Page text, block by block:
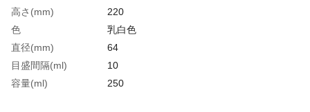
高さ(mm)
220
色
乳白色
直径(mm)
64
目盛間隔(ml)
10
容量(ml)
250